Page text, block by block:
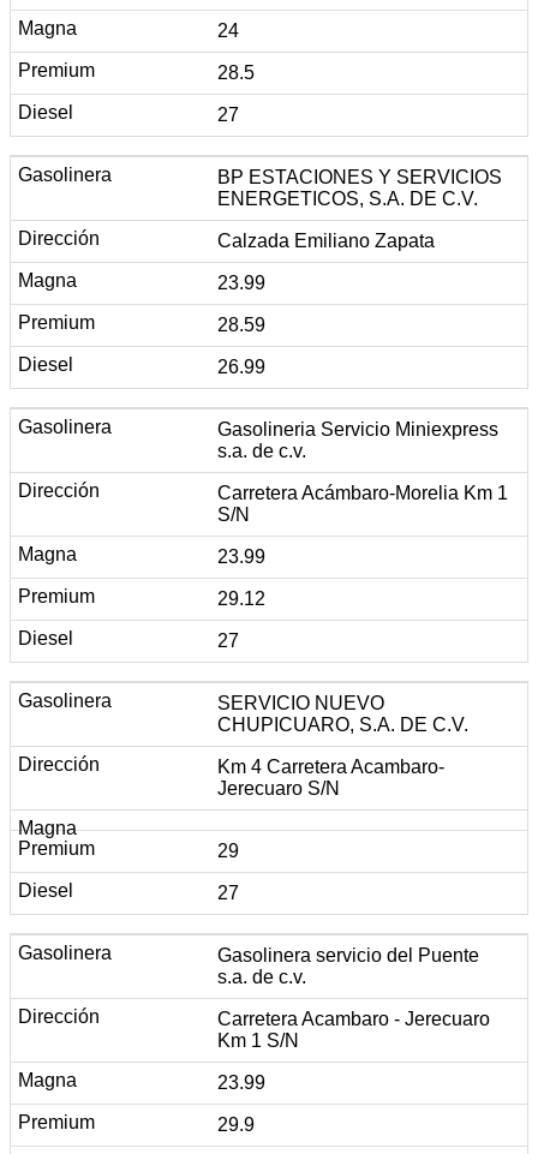
24
28.5
27
BP ESTACIONES Y SERVICIOS
ENERGETICOS, S.A. DE C.V.
Calzada Emiliano Zapata
23.99
28.59
26.99
Gasolineria Servicio Miniexpress
s.a. de c.v.
Carretera Acámbaro-Morelia Km 1
S/N
23.99
29.12
27
SERVICIO NUEVO
CHUPICUARO, S.A. DE C.V.
Km 4 Carretera Acambaro-
Jerecuaro S/N
29
27
Gasolinera servicio del Puente
s.a. de c.v.
Carretera Acambaro - Jerecuaro
Km 1 S/N
23.99
29.9